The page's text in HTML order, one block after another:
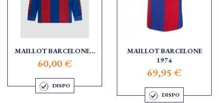
MAILLOT BARCELONE...
60,00 €
DISPO
MAILLOT BARCELONE
1974
69,95 €
DISPO